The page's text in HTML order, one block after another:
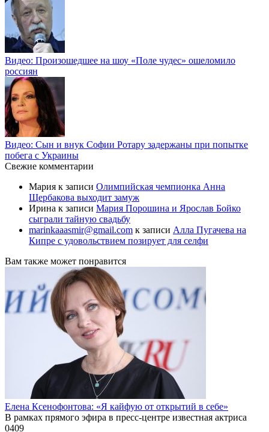
Видео: Произошедшее на шоу «Поле чудес» ошеломило
россиян
Видео: Сын и внук Софии Ротару задержаны при попытке
побега с Украины
Свежие комментарии
Мария к записи Олимпийская чемпионка Анна
Щербакова выходит замуж
Ирина к записи Мария Порошина и Ярослав Бойко
сыграли тайную свадьбу
marinkaaasmir@gmail.com к записи Алла Пугачева на
Кипре с удовольствием позирует для селфи
Вам также может понравится
Елена Ксенофонтова: «Я кайфую от открытий в себе»
В рамках прямого эфира в пресс-центре известная актриса
0409